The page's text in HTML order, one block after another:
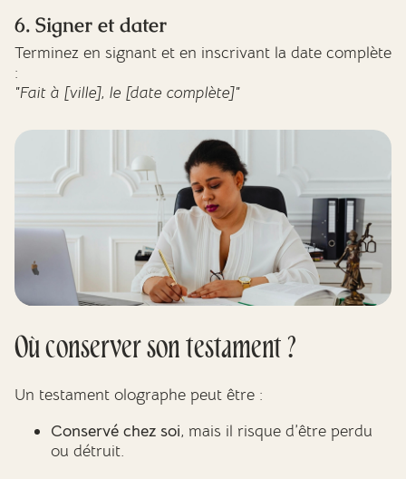
6. Signer et dater
Terminez en signant et en inscrivant la date complète
:
"Fait à [ville], le [date complète]"
Où conserver son testament ?
Un testament olographe peut être :
Conservé chez soi, mais il risque d’être perdu
ou détruit.